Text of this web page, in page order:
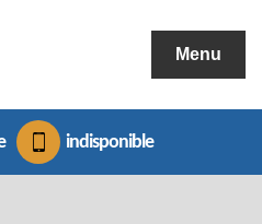
Menu
indisponible